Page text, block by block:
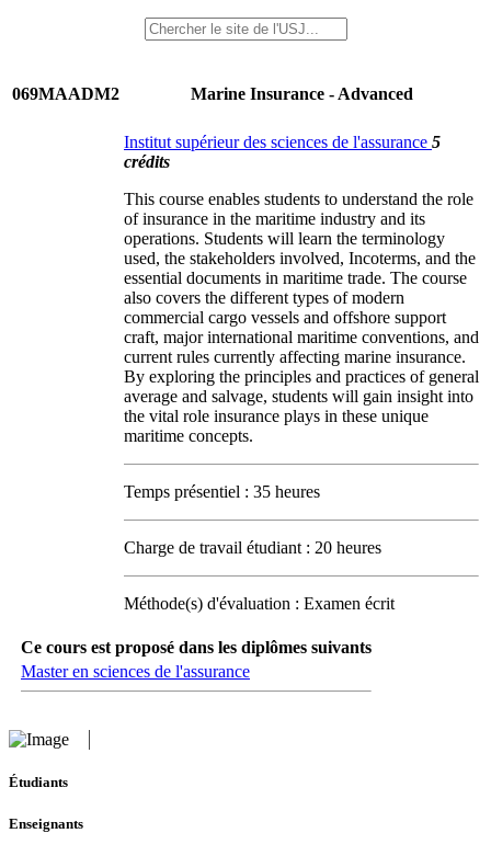
069MAADM2 Marine Insurance - Advanced
Institut supérieur des sciences de l'assurance 5
crédits
This course enables students to understand the role
of insurance in the maritime industry and its
operations. Students will learn the terminology
used, the stakeholders involved, Incoterms, and the
essential documents in maritime trade. The course
also covers the different types of modern
commercial cargo vessels and offshore support
craft, major international maritime conventions, and
current rules currently affecting marine insurance.
By exploring the principles and practices of general
average and salvage, students will gain insight into
the vital role insurance plays in these unique
maritime concepts.
Temps présentiel : 35 heures
Charge de travail étudiant : 20 heures
Méthode(s) d'évaluation : Examen écrit
Ce cours est proposé dans les diplômes suivants
Master en sciences de l'assurance
Étudiants
Enseignants